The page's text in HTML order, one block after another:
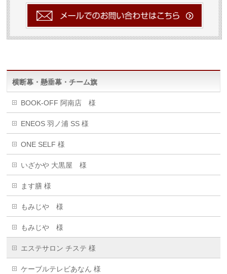
横断幕・懸垂幕・チーム旗
BOOK-OFF 阿南店 様
ENEOS 羽ノ浦 SS 様
ONE SELF 様
いざかや 大黒屋 様
ます膳 様
もみじや 様
もみじや 様
エステサロン チステ 様
ケーブルテレビあなん 様